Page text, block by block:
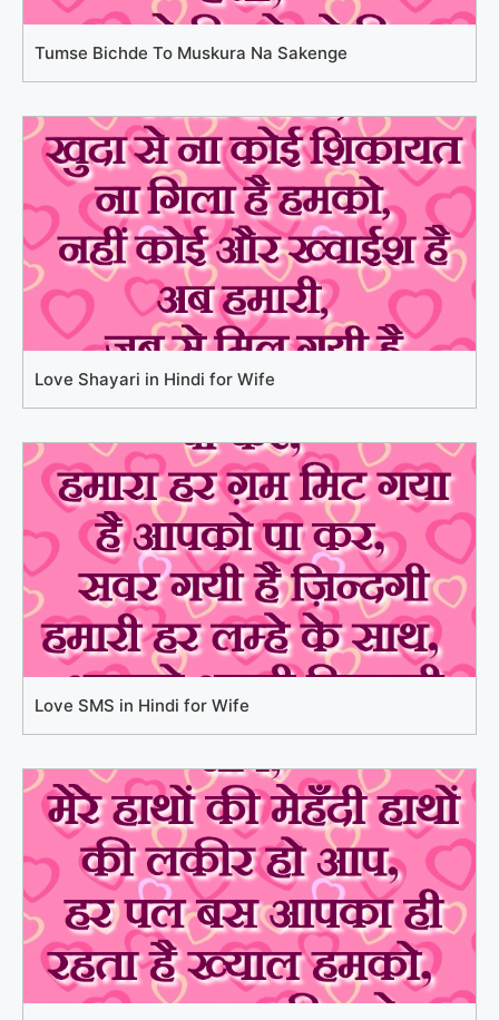
Tumse Bichde To Muskura Na Sakenge
Love Shayari in Hindi for Wife
Love SMS in Hindi for Wife